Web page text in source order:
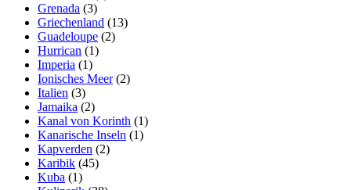
Grenada (3)
Griechenland (13)
Guadeloupe (2)
Hurrican (1)
Imperia (1)
Ionisches Meer(2)
Italien (3)
Jamaika (2)
Kanal von Korinth (1)
Kanarische Inseln (1)
Kapverden (2)
Karibik (45)
Kuba (1)